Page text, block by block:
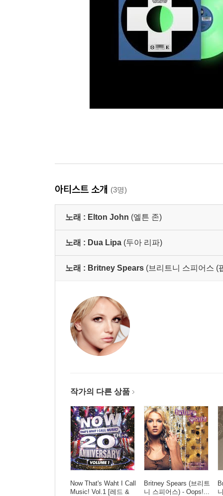
아티스트 소개 (3명)
노래 : Elton John (엘튼 존)
노래 : Dua Lipa (두아 리파)
노래 : Britney Spears (브리트니 스피어스 (
작가의 다른 상품
Now That's Waht I Call
Music! Vol.1 [레드 &
Britney Spears (브리트
니 스피어스) - Oops!...